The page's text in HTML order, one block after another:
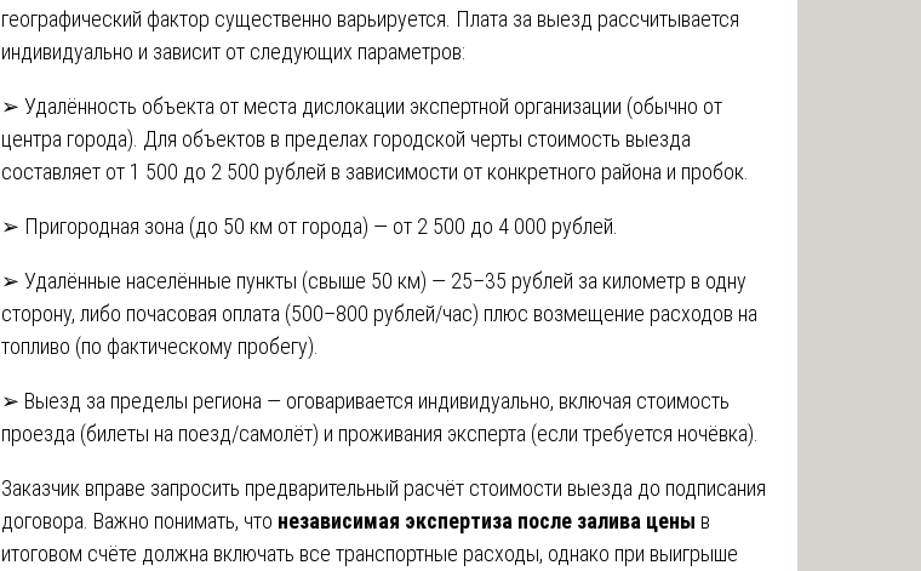
географический фактор существенно варьируется. Плата за выезд рассчитывается
индивидуально и зависит от следующих параметров:
➢ Удалённость объекта от места дислокации экспертной организации (обычно от
центра города). Для объектов в пределах городской черты стоимость выезда
составляет от 1 500 до 2 500 рублей в зависимости от конкретного района и пробок.
➢ Пригородная зона (до 50 км от города) — от 2 500 до 4 000 рублей.
➢ Удалённые населённые пункты (свыше 50 км) — 25–35 рублей за километр в одну
сторону, либо почасовая оплата (500–800 рублей/час) плюс возмещение расходов на
топливо (по фактическому пробегу).
➢ Выезд за пределы региона — оговаривается индивидуально, включая стоимость
проезда (билеты на поезд/самолёт) и проживания эксперта (если требуется ночёвка).
Заказчик вправе запросить предварительный расчёт стоимости выезда до подписания
договора. Важно понимать, что независимая экспертиза после залива цены в
итоговом счёте должна включать все транспортные расходы, однако при выигрыше